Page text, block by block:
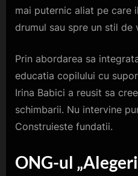
mai puternic aliat pe care
drumul sau spre un stil de
Prin abordarea sa
educatia copilului cu
Irina Babici a reusit sa
schimbarii. Nu intervine
Construieste fundatii.
ONG-ul